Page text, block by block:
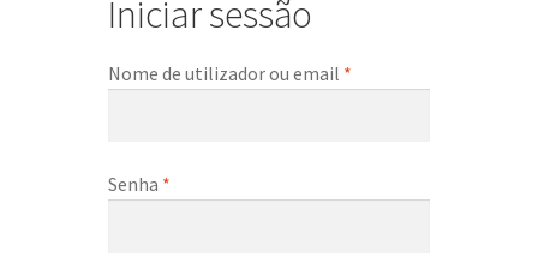
Iniciar sessão
Nome de utilizador ou email *Obrigatório
Senha *Obrigatório